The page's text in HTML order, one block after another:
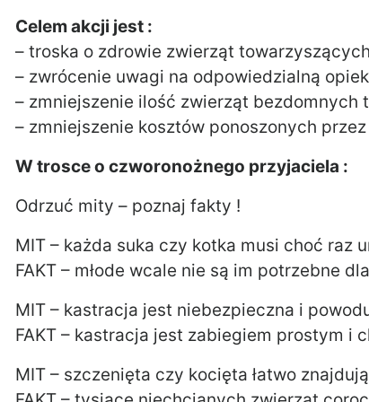
Celem akcji jest :
– troska o zdrowie zwierząt
– zwrócenie uwagi na odpowiedzialną
– zmniejszenie ilość zwierząt bezdomnych
– zmniejszenie kosztów ponoszonych
W trosce o czworonożnego przyjaciela :
Odrzuć mity – poznaj fakty !
MIT – każda suka czy kotka musi choć raz
FAKT – młode wcale nie są im potrzebne
MIT – kastracja jest niebezpieczna i
FAKT – kastracja jest zabiegiem prostym i
MIT – szczenięta czy kocięta łatwo